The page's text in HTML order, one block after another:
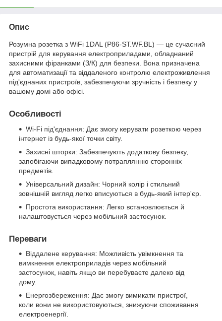
Опис
Розумна розетка з WiFi 1DAL (P86-ST.WF.BL) — це сучасний
пристрій для керування електроприладами, обладнаний
захисними фіранками (З/К) для безпеки. Вона призначена
для автоматизації та віддаленого контролю електроживлення
під'єднаних пристроїв, забезпечуючи зручність і безпеку у
вашому домі або офісі.
Особливості
Wi-Fi під'єднання: Дає змогу керувати розеткою через
інтернет із будь-якої точки світу.
Захисні шторки: Забезпечують додаткову безпеку,
запобігаючи випадковому потраплянню сторонніх
предметів.
Універсальний дизайн: Чорний колір і стильний
зовнішній вигляд легко вписуються в будь-який інтер'єр.
Простота використання: Легко встановлюється й
налаштовується через мобільний застосунок.
Переваги
Віддалене керування: Можливість увімкнення та
вимкнення електроприладів через мобільний
застосунок, навіть якщо ви перебуваєте далеко від
дому.
Енергозбереження: Дає змогу вимикати пристрої,
коли вони не використовуються, знижуючи споживання
електроенергії.